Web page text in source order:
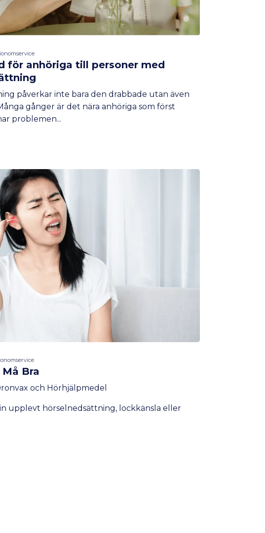
för anhöriga till personer med
påverkar inte bara den drabbade utan även
gånger är det nära anhöriga som först
problemen...
Bra
och Hörhjälpmedel
upplevt hörselnedsättning, lockkänsla eller